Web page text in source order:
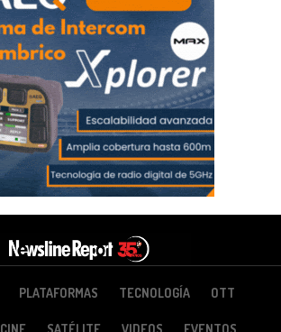
PLATAFORMAS TECNOLOGÍA OTT